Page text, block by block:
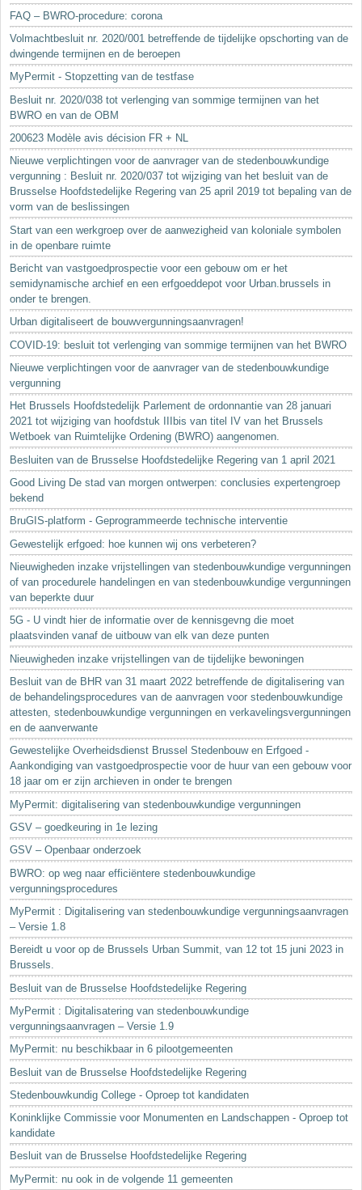
FAQ – BWRO-procedure: corona
Volmachtbesluit nr. 2020/001 betreffende de tijdelijke opschorting van de
dwingende termijnen en de beroepen
MyPermit - Stopzetting van de testfase
Besluit nr. 2020/038 tot verlenging van sommige termijnen van het
BWRO en van de OBM
200623 Modèle avis décision FR + NL
Nieuwe verplichtingen voor de aanvrager van de stedenbouwkundige
vergunning : Besluit nr. 2020/037 tot wijziging van het besluit van de
Brusselse Hoofdstedelijke Regering van 25 april 2019 tot bepaling van de
vorm van de beslissingen
Start van een werkgroep over de aanwezigheid van koloniale symbolen
in de openbare ruimte
Bericht van vastgoedprospectie voor een gebouw om er het
semidynamische archief en een erfgoeddepot voor Urban.brussels in
onder te brengen.
Urban digitaliseert de bouwvergunningsaanvragen!
COVID-19: besluit tot verlenging van sommige termijnen van het BWRO
Nieuwe verplichtingen voor de aanvrager van de stedenbouwkundige
vergunning
Het Brussels Hoofdstedelijk Parlement de ordonnantie van 28 januari
2021 tot wijziging van hoofdstuk IIIbis van titel IV van het Brussels
Wetboek van Ruimtelijke Ordening (BWRO) aangenomen.
Besluiten van de Brusselse Hoofdstedelijke Regering van 1 april 2021
Good Living De stad van morgen ontwerpen: conclusies expertengroep
bekend
BruGIS-platform - Geprogrammeerde technische interventie
Gewestelijk erfgoed: hoe kunnen wij ons verbeteren?
Nieuwigheden inzake vrijstellingen van stedenbouwkundige vergunningen
of van procedurele handelingen en van stedenbouwkundige vergunningen
van beperkte duur
5G - U vindt hier de informatie over de kennisgevng die moet
plaatsvinden vanaf de uitbouw van elk van deze punten
Nieuwigheden inzake vrijstellingen van de tijdelijke bewoningen
Besluit van de BHR van 31 maart 2022 betreffende de digitalisering van
de behandelingsprocedures van de aanvragen voor stedenbouwkundige
attesten, stedenbouwkundige vergunningen en verkavelingsvergunningen
en de aanverwante
Gewestelijke Overheidsdienst Brussel Stedenbouw en Erfgoed -
Aankondiging van vastgoedprospectie voor de huur van een gebouw voor
18 jaar om er zijn archieven in onder te brengen
MyPermit: digitalisering van stedenbouwkundige vergunningen
GSV – goedkeuring in 1e lezing
GSV – Openbaar onderzoek
BWRO: op weg naar efficiëntere stedenbouwkundige
vergunningsprocedures
MyPermit : Digitalisering van stedenbouwkundige vergunningsaanvragen
– Versie 1.8
Bereidt u voor op de Brussels Urban Summit, van 12 tot 15 juni 2023 in
Brussels.
Besluit van de Brusselse Hoofdstedelijke Regering
MyPermit : Digitalisatering van stedenbouwkundige
vergunningsaanvragen – Versie 1.9
MyPermit: nu beschikbaar in 6 pilootgemeenten
Besluit van de Brusselse Hoofdstedelijke Regering
Stedenbouwkundig College - Oproep tot kandidaten
Koninklijke Commissie voor Monumenten en Landschappen - Oproep tot
kandidate
Besluit van de Brusselse Hoofdstedelijke Regering
MyPermit: nu ook in de volgende 11 gemeenten